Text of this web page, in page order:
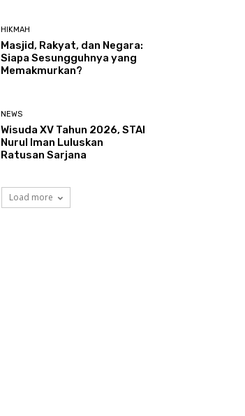
HIKMAH
Masjid, Rakyat, dan Negara:
Siapa Sesungguhnya yang
Memakmurkan?
NEWS
Wisuda XV Tahun 2026, STAI
Nurul Iman Luluskan
Ratusan Sarjana
Load more